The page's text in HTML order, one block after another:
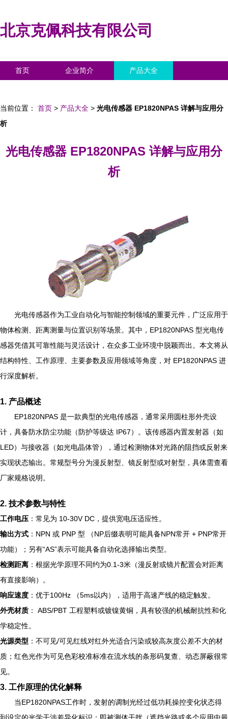
北京克佩科技有限公司
首页 企业简介 产品大全
当前位置： 首页 > 产品大全 > 光电传感器 EP1820NPAS 详解与应用分
析
光电传感器 EP1820NPAS 详解与应用分
析
光电传感器作为工业自动化与智能控制领域的重要元件，广泛应用于
物体检测、距离测量与位置识别等场景。其中，EP1820NPAS 型光电传
感器凭借其可靠性能与灵活设计，在众多工业环境中脱颖而出。本文将从
结构特性、工作原理、主要参数及应用领域等角度，对 EP1820NPAS 进
行深度解析。
1. 产品概述
EP1820NPAS 是一款典型的光电传感器，通常采用圆柱形外壳设
计，具备防水防尘功能（防护等级达 IP67）。该传感器内置发射器（如
LED）与接收器（如光电晶体管），通过检测物体对光路的阻挡或反射来
实现状态输出。常规型号分为漫反射型、镜反射型或对射型，具体需查看
厂家规格说明。
2. 技术参数与特性
工作电压 ：常见为 10-30V DC，提供宽电压适应性。
输出方式 ：NPN 或 PNP 型 （NP后缀表明可能具备NPN常开 + PNP常开
功能）；另有“AS”表示可能具备自动化选择输出类型。
检测距离 ：根据光学原理不同约为0.1-3米（漫反射或镜片配置会对距离
有直接影响）。
响应速度 ：优于100Hz （5ms以内），适用于高速产线的稳定触发。
外壳材质 ： ABS/PBT 工程塑料或镀镍黄铜，具有较强的机械耐抗性和化
学稳定性。
光源类型 ：不可见/可见红线对红外光适合污染或较高灰度公差不大的材
质；红色光作为可见色彩校准标准在流水线的条形码复查、动态屏蔽很常
见。
3. 工作原理的优化解释
当EP1820NPAS工作时，发射的调制光经过低功耗操控变化状态得